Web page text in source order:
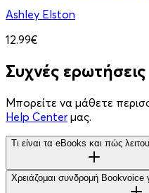
Ashley Elston
12.99€
Συχνές ερωτήσεις
Μπορείτε να μάθετε
Help Center μας.
Τι είναι τα eBooks και πώς
Χρειάζομαι συνδρομή Bookvoice